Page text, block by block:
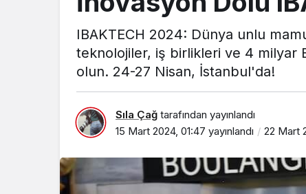
IBAKTECH 2024: Dünya unlu
teknolojiler, iş birlikleri ve 4 milyar
olun. 24-27 Nisan, İstanbul'da!
Sıla Çağ tarafından yayınlandı
15 Mart 2024, 01:47 yayınlandı 22 Mart